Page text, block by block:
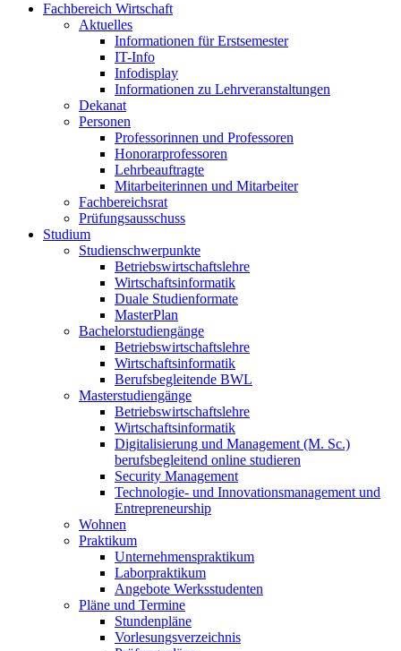
Fachbereich Wirtschaft
Aktuelles
Informationen für Erstsemester
IT-Info
Infodisplay
Informationen zu Lehrveranstaltungen
Dekanat
Personen
Professorinnen und Professoren
Honorarprofessoren
Lehrbeauftragte
Mitarbeiterinnen und Mitarbeiter
Fachbereichsrat
Prüfungsausschuss
Studium
Studienschwerpunkte
Betriebswirtschaftslehre
Wirtschaftsinformatik
Duale Studienformate
MasterPlan
Bachelorstudiengänge
Betriebswirtschaftslehre
Wirtschaftsinformatik
Berufsbegleitende BWL
Masterstudiengänge
Betriebswirtschaftslehre
Wirtschaftsinformatik
Digitalisierung und Management (M. Sc.)
berufsbegleitend online studieren
Security Management
Technologie- und Innovationsmanagement und
Entrepreneurship
Wohnen
Praktikum
Unternehmenspraktikum
Laborpraktikum
Angebote Werksstudenten
Pläne und Termine
Stundenpläne
Vorlesungsverzeichnis